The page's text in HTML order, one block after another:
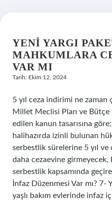
YENI YARGI
MAHKUMLARA
VAR MI
Tarih: Ekim 12, 2024
5 yıl ceza indirimi ne zaman
Millet Meclisi Plan ve Bütçe
edilen kanun tasarısına
halihazırda izinli bulunan
serbestlik sürelerine 5 yıl
daha cezaevine
serbestlik kapsamında
İnfaz Düzenmesi Var mı? 7-
yaşlı bakım evlerinde infaz